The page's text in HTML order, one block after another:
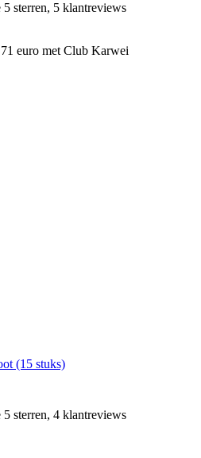
sterren, 5 klantreviews
euro met Club Karwei
(15 stuks)
sterren, 4 klantreviews